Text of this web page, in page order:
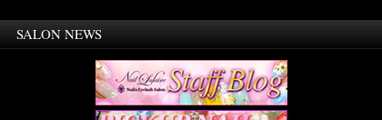
SALON NEWS